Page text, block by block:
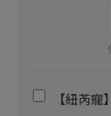
【紐芮